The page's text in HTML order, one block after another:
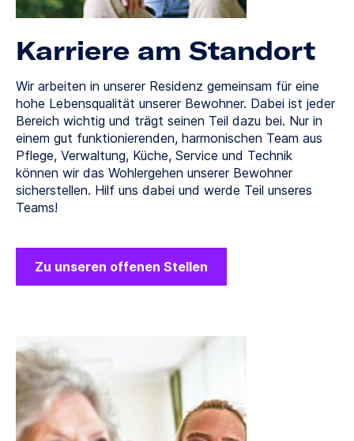
Karriere am Standort
Wir arbeiten in unserer Residenz gemeinsam für eine
hohe Lebensqualität unserer Bewohner. Dabei ist jeder
Bereich wichtig und trägt seinen Teil dazu bei. Nur in
einem gut funktionierenden, harmonischen Team aus
Pflege, Verwaltung, Küche, Service und Technik
können wir das Wohlergehen unserer Bewohner
sicherstellen. Hilf uns dabei und werde Teil unseres
Teams!
Zu unseren offenen Stellen